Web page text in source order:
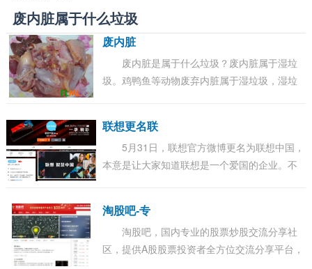
废内脏属于什么垃圾
废内脏
废内脏是属于什么垃圾？废内脏属于湿垃
圾。鸡鸭鱼等动物废弃内脏属于湿垃圾，湿垃
菜叶...
联想更名联
5月31日，联想官方微博更名为联想中国，
本意是让大家知道联想是一个爱国的企业。不
家...
淘股吧-专
淘股吧，国内专业的股票炒股交流分享社
区，提供A股股票投资者全方位交流分享平台，